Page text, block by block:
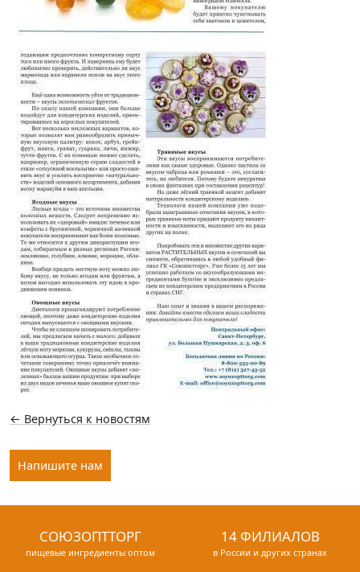
← Вернуться к новостям
Напишите нам
СОЮЗОПТТОРГ
пищевые ингредиенты оптом
14 ФИЛИАЛОВ
в России и других странах